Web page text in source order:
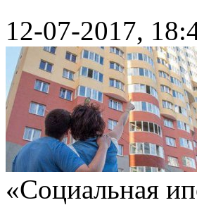
12-07-2017,
«Социальная